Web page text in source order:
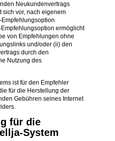
Neukundenvertrags
sich vor, nach eigenem
ermöglicht
von Empfehlungen ohne
und/oder (ii) den
durch den
Nutzung des
ist für den Empfehler
für die Herstellung der
Gebühren seines Internet
für die
System